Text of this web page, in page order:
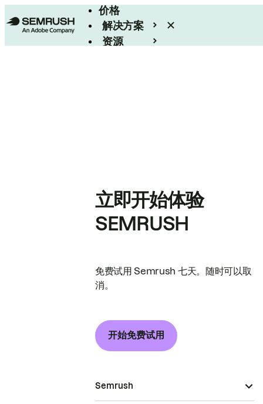
价格
解决方案
资源
立即开始体验
SEMRUSH
免费试用 Semrush 七天。随时可以取
消。
开始免费试用
Semrush